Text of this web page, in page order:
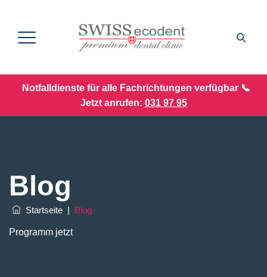
Notfalldienste für alle Fachrichtungen verfügbar 📞
Jetzt anrufen: 031 97 95
Blog
Startseite | Blog
Programm jetzt